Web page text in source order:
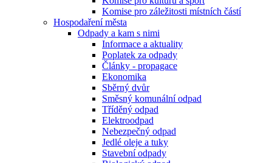
Komise pro záležitosti místních částí
Hospodaření města
Odpady a kam s nimi
Informace a aktuality
Poplatek za odpady
Články - propagace
Ekonomika
Sběrný dvůr
Směsný komunální odpad
Tříděný odpad
Elektroodpad
Nebezpečný odpad
Jedlé oleje a tuky
Stavební odpady